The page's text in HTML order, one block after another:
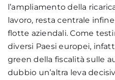
Stazioni di ricarica
29.994
Totale pool di ricarica
l’ampliamento della
lavoro, resta centrale
flotte aziendali. Come
diversi Paesi europei,
green della fiscalità sulle
dubbio un’altra leva